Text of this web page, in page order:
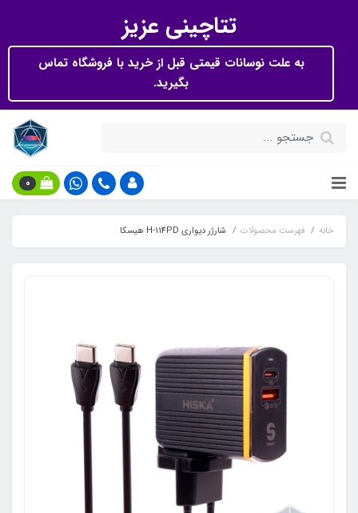
تتاچینی عزیز
به علت نوسانات قیمتی قبل از خرید با فروشگاه تماس
بگیرید.
0
خانه فهرست محصولات شارژر دیواری H-114PD هیسکا